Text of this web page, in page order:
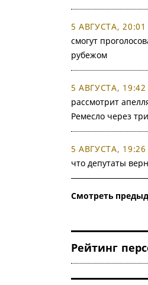
5 АВГУСТА, 20:01
смогут
рубежом
5 АВГУСТА, 19:42
рассмотрит
Ремесло через
5 АВГУСТА, 19:26
что депутаты
Смотреть